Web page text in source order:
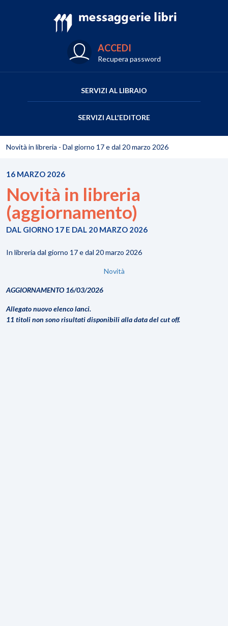
ACCEDI
Recupera password
SERVIZI AL LIBRAIO
SERVIZI ALL'EDITORE
Novità in libreria - Dal giorno 17 e dal 20 marzo 2026
16 MARZO 2026
Novità in libreria
(aggiornamento)
DAL GIORNO 17 E DAL 20 MARZO 2026
In libreria dal giorno 17 e dal 20 marzo 2026
Novità
AGGIORNAMENTO 16/03/2026
Allegato nuovo elenco lanci.
11 titoli non sono risultati disponibili alla data del cut off.